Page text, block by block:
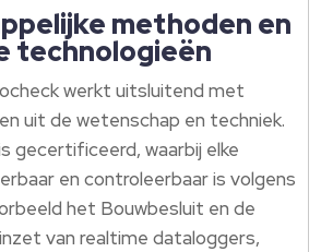
methoden en
technologieën
werkt uitsluitend met
uit de wetenschap en techniek.​
gecertificeerd, waarbij elke
en controleerbaar is volgens
het Bouwbesluit en de
van realtime dataloggers,